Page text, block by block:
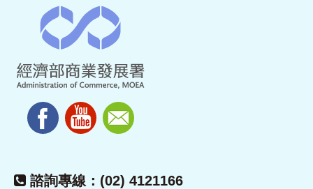
諮詢專線：(02) 4121166